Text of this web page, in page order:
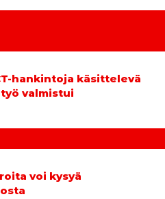
hankintoja käsittelevä
valmistui
voi kysyä